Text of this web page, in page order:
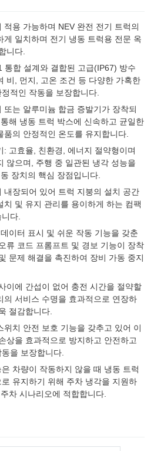
적용 가능하며 NEV 완전 전기 트럭의
게 일치하며 전기 냉동 트럭용 전문 옥
니다.
통합 설계와 결합된 고급(IP67) 방수
비, 먼지, 고온 조건 등 다양한 가혹한
적인 작동을 보장합니다.
또는 알루미늄 합금 증발기가 장착되
해 냉동 트럭 박스에 신속하고 균일한
의 안정적인 온도를 유지합니다.
: 고효율, 친환경, 에너지 절약형이며
않으며, 주행 중 일관된 냉각 성능을
장치의 핵심 장점입니다.
내장되어 있어 트럭 지붕의 설치 공간
치 및 유지 관리를 용이하게 하는 컴팩
다.
이터 표시 및 쉬운 작동 기능을 갖춘
류 코드 프롬프트 및 경보 기능이 장착
문제 해결을 촉진하여 장비 가동 중지
이에 간섭이 없어 충전 시간을 절약할
의 서비스 수명을 효과적으로 연장하
절감합니다.
위치 안전 보호 기능을 갖추고 있어 이
상을 효과적으로 방지하고 안전하고
을 보장합니다.
차량이 작동하지 않을 때 냉동 트럭
유지하기 위해 주차 냉각을 지원하
차 시나리오에 적합합니다.